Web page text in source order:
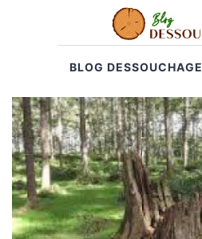
BLOG DESSOUCHAGE